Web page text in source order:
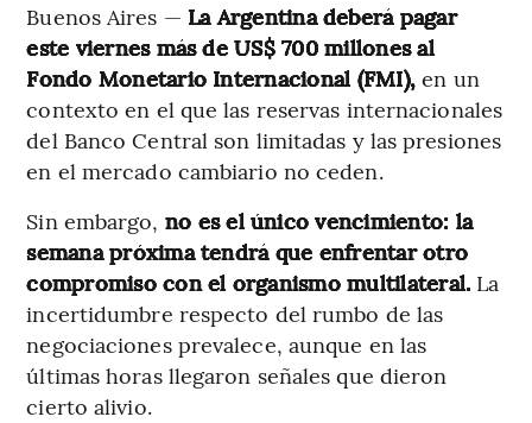
Buenos Aires — La Argentina deberá pagar
este viernes más de US$ 700 millones al
Fondo Monetario Internacional (FMI),en un
contexto en el que las reservas internacionales
del Banco Central son limitadas y las presiones
en el mercado cambiario no ceden.
Sin embargo, no es el único vencimiento: la
semana próxima tendrá que enfrentar otro
compromiso con el organismo multilateral. La
incertidumbre respecto del rumbo de las
negociaciones prevalece, aunque en las
últimas horas llegaron señales que dieron
cierto alivio.